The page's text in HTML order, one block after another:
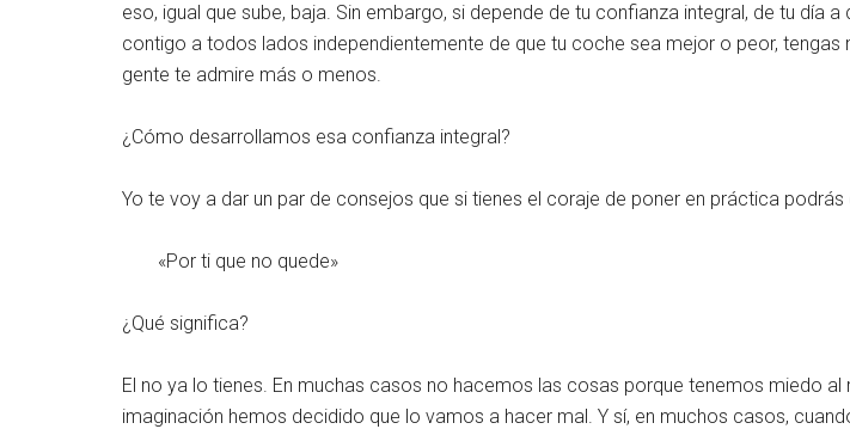
eso, igual que sube, baja. Sin embargo, si depende de tu confianza integral, de tu día
contigo a todos lados independientemente de que tu coche sea mejor o peor,
gente te admire más o menos.
¿Cómo desarrollamos esa confianza integral?
Yo te voy a dar un par de consejos que si tienes el coraje de poner en práctica
«Por ti que no quede»
¿Qué significa?
El no ya lo tienes. En muchas casos no hacemos las cosas porque tenemos miedo
imaginación hemos decidido que lo vamos a hacer mal. Y sí, en muchos casos,